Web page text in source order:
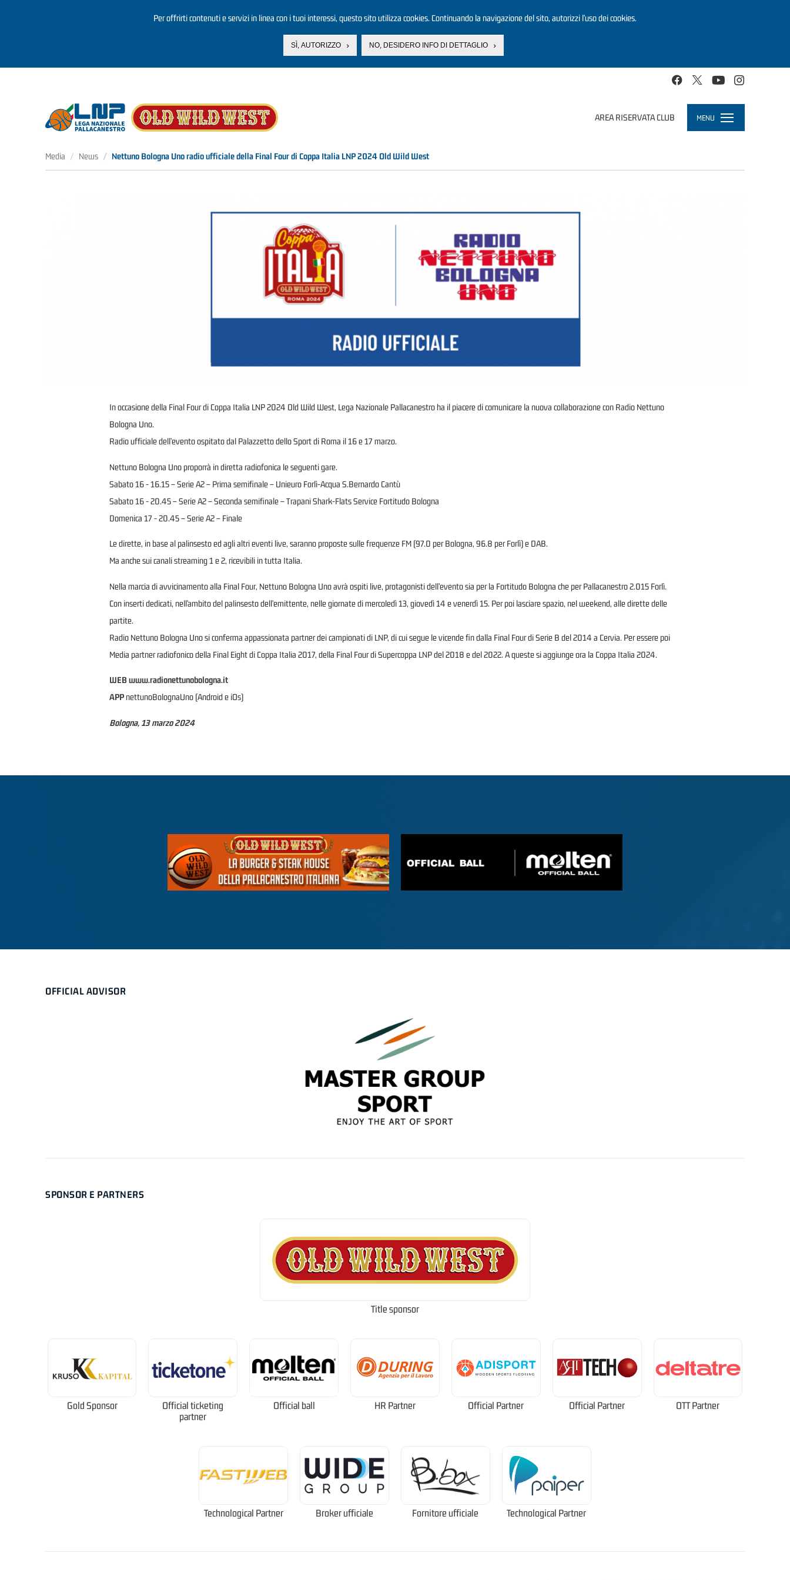
Per offrirti contenuti e servizi in linea con i tuoi interessi, questo sito utilizza cookies. Continuando la navigazione del sito, autorizzi l’uso dei cookies.
SÌ, AUTORIZZO NO, DESIDERO INFO DI DETTAGLIO
AREA RISERVATA CLUB MENU
Toggle
Media
News Nettuno Bologna Uno radio ufficiale della Final Four di Coppa Italia LNP 2024 Old Wild West
In occasione della Final Four di Coppa Italia LNP 2024 Old Wild West, Lega Nazionale Pallacanestro ha il piacere di comunicare la nuova collaborazione con Radio Nettuno
Bologna Uno.
Radio ufficiale dell’evento ospitato dal Palazzetto dello Sport di Roma il 16 e 17 marzo.
Nettuno Bologna Uno proporrà in diretta radiofonica le seguenti gare.
Sabato 16 - 16.15 – Serie A2 – Prima semifinale – Unieuro Forlì-Acqua S.Bernardo Cantù
Sabato 16 - 20.45 – Serie A2 – Seconda semifinale – Trapani Shark-Flats Service Fortitudo Bologna
Domenica 17 - 20.45 – Serie A2 – Finale
Le dirette, in base al palinsesto ed agli altri eventi live, saranno proposte sulle frequenze FM (97.0 per Bologna, 96.8 per Forlì) e DAB.
Ma anche sui canali streaming 1 e 2, ricevibili in tutta Italia.
Nella marcia di avvicinamento alla Final Four, Nettuno Bologna Uno avrà ospiti live, protagonisti dell’evento sia per la Fortitudo Bologna che per Pallacanestro 2.015 Forlì.
Con inserti dedicati, nell’ambito del palinsesto dell’emittente, nelle giornate di mercoledì 13, giovedì 14 e venerdì 15. Per poi lasciare spazio, nel weekend, alle dirette delle
partite.
Radio Nettuno Bologna Uno si conferma appassionata partner dei campionati di LNP, di cui segue le vicende fin dalla Final Four di Serie B del 2014 a Cervia. Per essere poi
Media partner radiofonico della Final Eight di Coppa Italia 2017, della Final Four di Supercoppa LNP del 2018 e del 2022. A queste si aggiunge ora la Coppa Italia 2024.
WEBwww.radionettunobologna.it
APP nettunoBolognaUno (Android e iOs)
Bologna, 13 marzo 2024
OFFICIAL ADVISOR
SPONSOR E PARTNERS
Title sponsor
Gold Sponsor
Official ticketing
partner
Official ball HR Partner Official Partner Official Partner OTT Partner
Technological Partner Broker ufficiale Fornitore ufficiale Technological Partner